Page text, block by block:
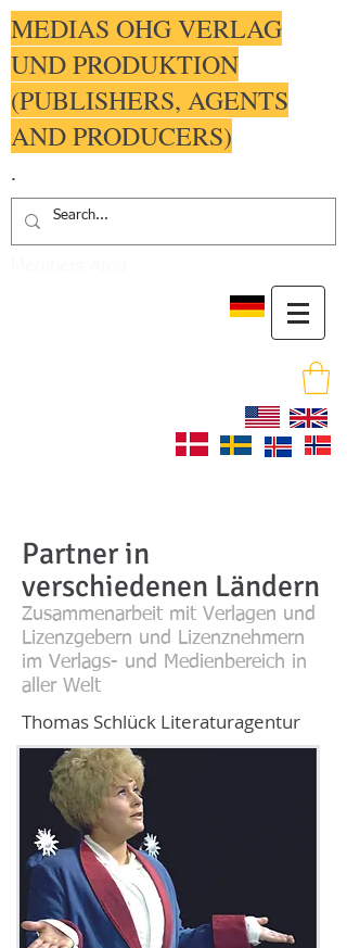
MEDIAS OHG VERLAG
UND PRODUKTION
(PUBLISHERS, AGENTS
AND PRODUCERS)
.
Partner in
verschiedenen Ländern
Zusammenarbeit mit Verlagen und
Lizenzgebern und Lizenznehmern
im Verlags- und Medienbereich in
aller Welt
Thomas Schlück Literaturagentur